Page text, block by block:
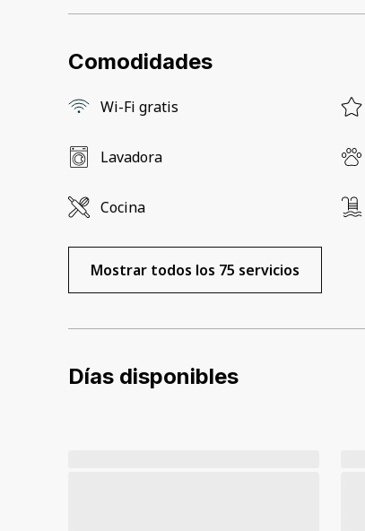
Comodidades
Wi-Fi gratis
Lavadora
Cocina
Mostrar todos los 75 servicios
Días disponibles